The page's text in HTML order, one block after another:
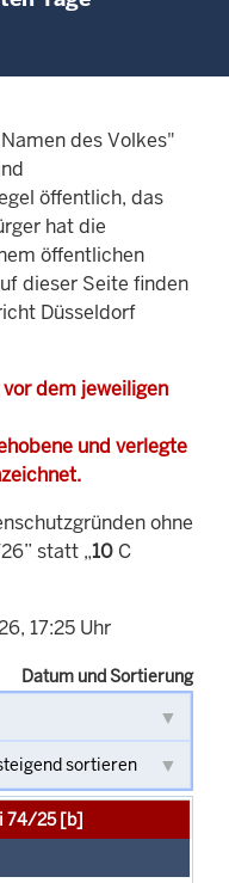
des Volkes"
öffentlich, das
hat die
öffentlichen
dieser Seite finden
Düsseldorf
dem jeweiligen
und verlegte
ohne
statt „10 C
17:25 Uhr
Datum und Sortierung
74/25 [b]